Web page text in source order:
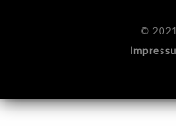
© 2021